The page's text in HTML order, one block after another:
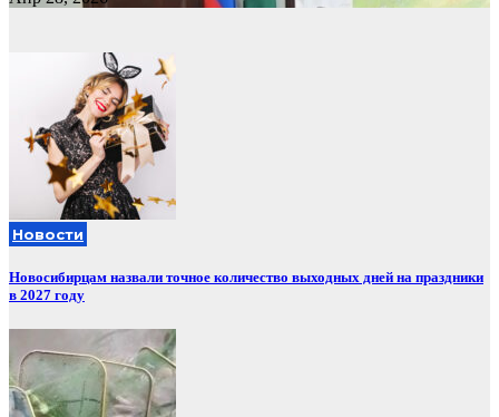
Новости
Новосибирцам назвали точное количество выходных дней на праздники
в 2027 году